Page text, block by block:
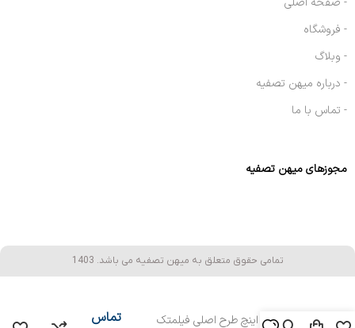
- فروشگاه
- وبلاگ
- درباره میهن تصفیه
- تماس با ما
مجوزهای میهن تصفیه
تمامی حقوق متعلق به میهن تصفیه می باشد. 1403
ممبرین ۸ اینچ طرح اصلی فیلمتک
تماس